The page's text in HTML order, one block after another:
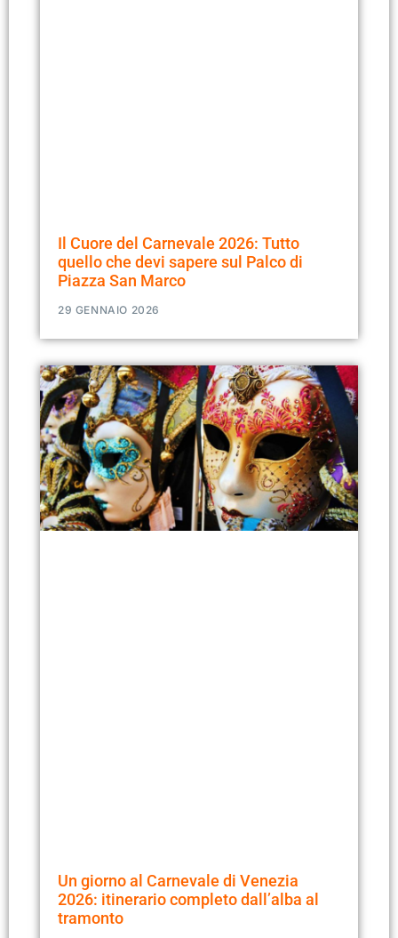
Il Cuore del Carnevale 2026: Tutto
quello che devi sapere sul Palco di
Piazza San Marco
29 GENNAIO 2026
Un giorno al Carnevale di Venezia
2026: itinerario completo dall’alba al
tramonto